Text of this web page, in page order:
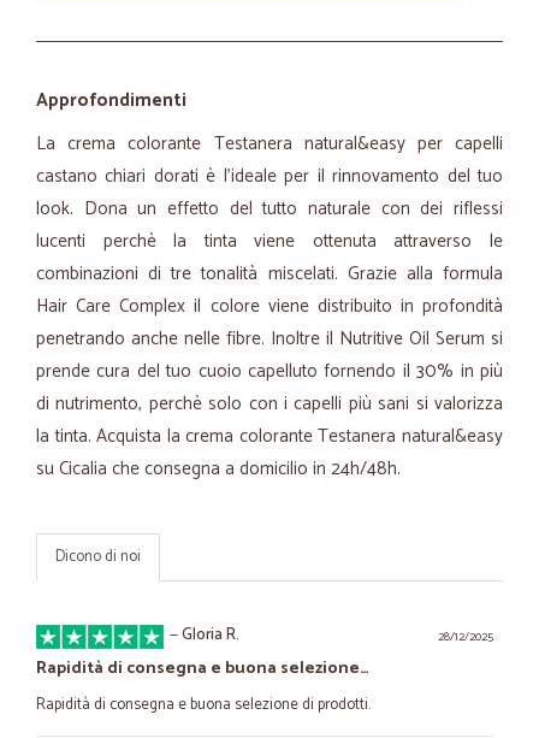
Approfondimenti
La crema colorante Testanera natural&easy per capelli
castano chiari dorati è l'ideale per il rinnovamento del tuo
look. Dona un effetto del tutto naturale con dei riflessi
lucenti perchè la tinta viene ottenuta attraverso le
combinazioni di tre tonalità miscelati. Grazie alla formula
Hair Care Complex il colore viene distribuito in profondità
penetrando anche nelle fibre. Inoltre il Nutritive Oil Serum si
prende cura del tuo cuoio capelluto fornendo il 30% in più
di nutrimento, perchè solo con i capelli più sani si valorizza
la tinta. Acquista la crema colorante Testanera natural&easy
su Cicalia che consegna a domicilio in 24h/48h.
Dicono di noi
28/12/2025
—Gloria R.
Rapidità di consegna e buona selezione…
Rapidità di consegna e buona selezione di prodotti.